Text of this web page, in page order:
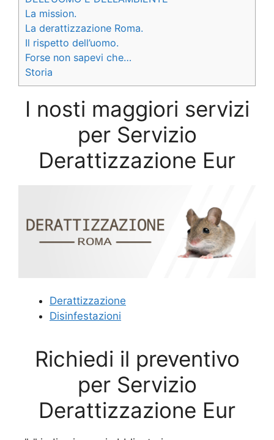
La mission.
La derattizzazione Roma.
Il rispetto dell’uomo.
Forse non sapevi che…
Storia
I nosti maggiori servizi
per Servizio
Derattizzazione Eur
Derattizzazione
Disinfestazioni
Richiedi il preventivo
per Servizio
Derattizzazione Eur